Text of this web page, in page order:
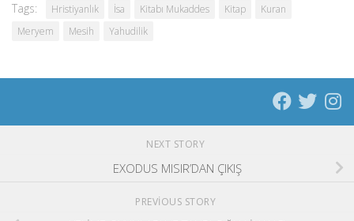
Tags: Hristiyanlık İsa Kitabı Mukaddes Kitap
Kuran
Meryem
Mesih Yahudilik
NEXT STORY
EXODUS MISIR’DAN ÇIKIŞ
PREVIOUS STORY